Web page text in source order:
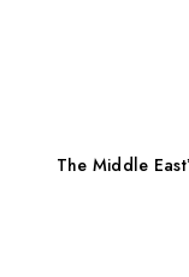
The Middle